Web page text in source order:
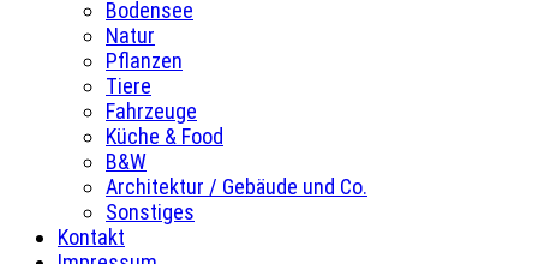
Bodensee
Natur
Pflanzen
Tiere
Fahrzeuge
Küche & Food
B&W
Architektur / Gebäude und Co.
Sonstiges
Kontakt